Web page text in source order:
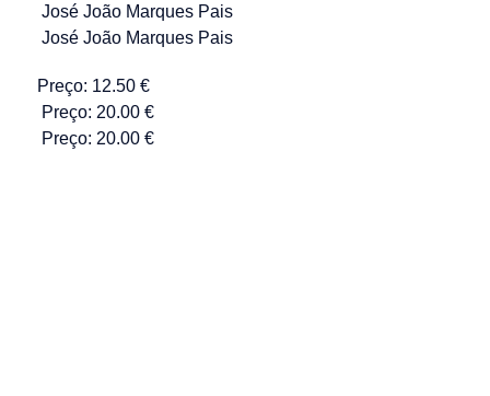
José João Marques Pais
José João Marques Pais
Preço: 12.50 €
Preço: 20.00 €
Preço: 20.00 €